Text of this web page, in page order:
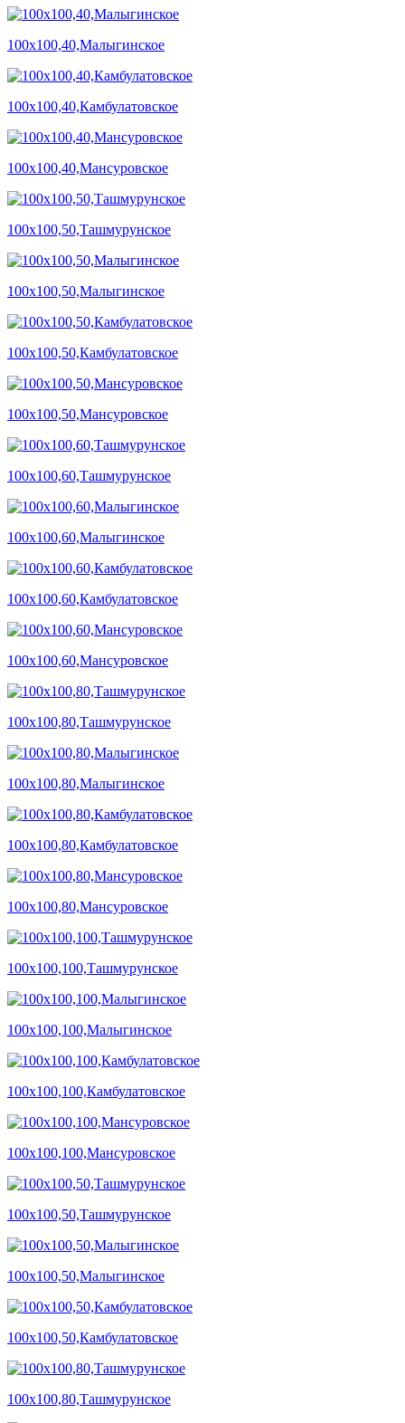
100х100,40,Малыгинское
100х100,40,Камбулатовское
100х100,40,Мансуровское
100х100,50,Ташмурунское
100х100,50,Малыгинское
100х100,50,Камбулатовское
100х100,50,Мансуровское
100х100,60,Ташмурунское
100х100,60,Малыгинское
100х100,60,Камбулатовское
100х100,60,Мансуровское
100х100,80,Ташмурунское
100х100,80,Малыгинское
100х100,80,Камбулатовское
100х100,80,Мансуровское
100х100,100,Ташмурунское
100х100,100,Малыгинское
100х100,100,Камбулатовское
100х100,100,Мансуровское
100х100,50,Ташмурунское
100х100,50,Малыгинское
100х100,50,Камбулатовское
100х100,80,Ташмурунское